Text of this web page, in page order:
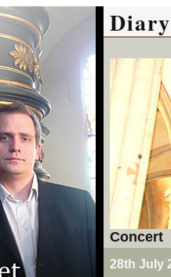
Concert
28th July